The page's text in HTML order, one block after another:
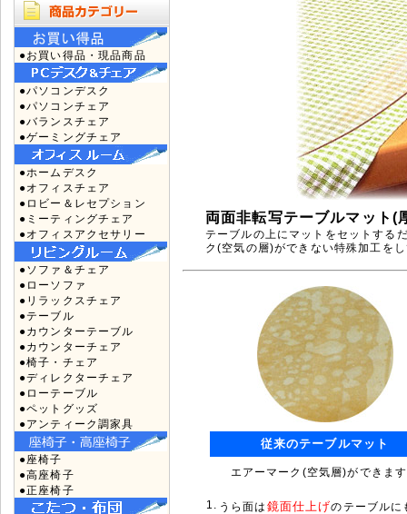
●お買い得品・現品商品
●パソコンデスク
●パソコンチェア
●バランスチェア
●ゲーミングチェア
●ホームデスク
●オフィスチェア
●ロビー＆レセプション
●ミーティングチェア
●オフィスアクセサリー
●ソファ＆チェア
●ローソファ
●リラックスチェア
●テーブル
●カウンターテーブル
●カウンターチェア
●椅子・チェア
●ディレクターチェア
●ローテーブル
●ペットグッズ
●アンティーク調家具
●座椅子
●高座椅子
●正座椅子
両面非転写テーブルマット(
テーブルの上にマットをセットする
ク(空気の層)ができない特殊加工を
従来のテーブルマット
エアーマーク(空気層)ができま
1. うら面は 鏡面仕上げのテーブル